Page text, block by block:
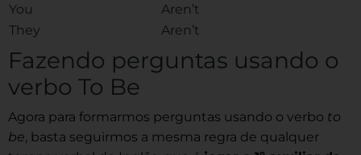
You
Aren’t
They
Aren’t
Fazendo perguntas usando o
verbo To Be
Agora para formarmos perguntas usando o verbo to
be, basta seguirmos a mesma regra de qualquer